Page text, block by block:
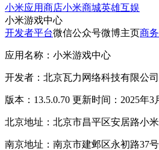
小米应用商店小米商城英雄互娱
小米游戏中心
开发者平台微信公众号微博主页商
应用名称：小米游戏中心
开发者：北京瓦力网络科技有限公司
版本：13.5.0.70 更新时间：2025年3
北京地址：北京市昌平区安居路小
南京地址：南京市建邺区永初路37